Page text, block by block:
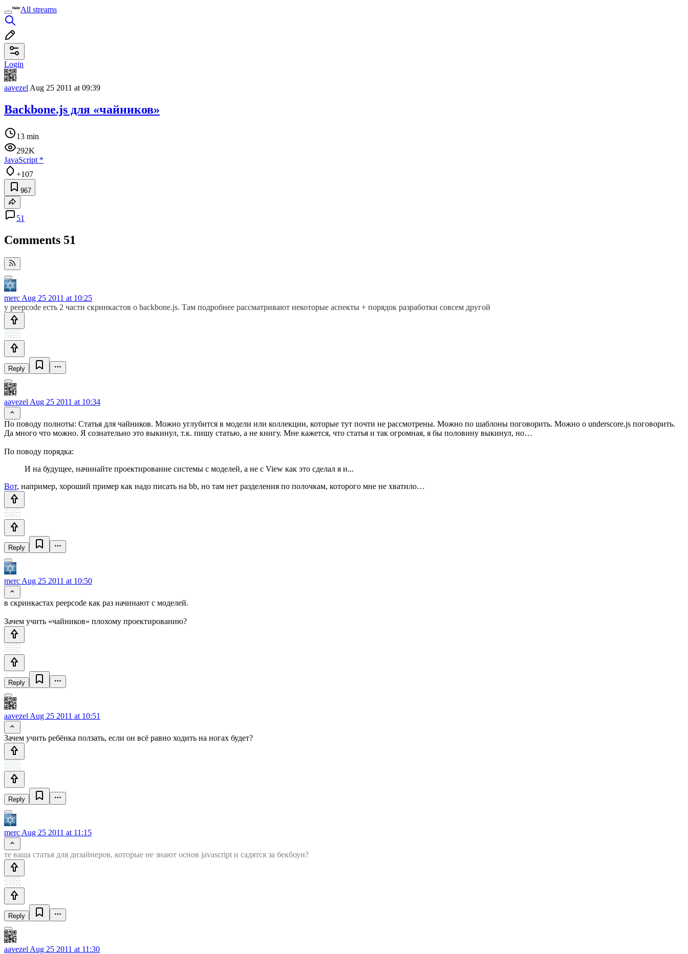
All streams
Login
aavezel Aug 25 2011 at 09:39
Backbone.js для «чайников»
13 min
292K
JavaScript *
+107
967
51
Comments 51
merc Aug 25 2011 at 10:25
у peepcode есть 2 части скринкастов о backbone.js. Там подробнее рассматривают некоторые аспекты + порядок разработки совсем другой
Reply
aavezel Aug 25 2011 at 10:34
По поводу полноты: Статья для чайников. Можно углубится в модели или коллекции, которые тут почти не рассмотрены. Можно по шаблоны поговорить. Можно о underscore.js поговорить.
Да много что можно. Я сознательно это выкинул, т.к. пишу статью, а не книгу. Мне кажется, что статья и так огромная, я бы половину выкинул, но…
По поводу порядка:
И на будущее, начинайте проектирование системы с моделей, а не с View как это сделал я и...
Вот, например, хороший пример как надо писать на bb, но там нет разделения по полочкам, которого мне не хватило…
Reply
merc Aug 25 2011 at 10:50
в скринкастах peepcode как раз начинают с моделей.
Зачем учить «чайников» плохому проектированию?
Reply
aavezel Aug 25 2011 at 10:51
Зачем учить ребёнка ползать, если он всё равно ходить на ногах будет?
Reply
merc Aug 25 2011 at 11:15
те ваша статья для дизайнеров, которые не знают основ javascript и садятся за бекбоун?
Reply
aavezel Aug 25 2011 at 11:30